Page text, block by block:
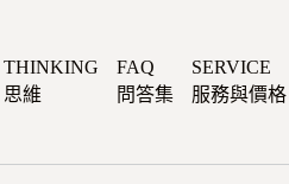
THINKING
思維
FAQ
問答集
SERVICE
服務與價格